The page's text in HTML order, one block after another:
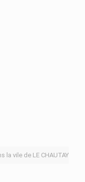
la vile de LE CHAUTAY